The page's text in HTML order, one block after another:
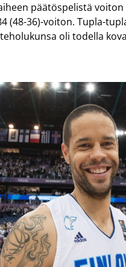
päätöspelistä
(48-36)-voiton. Tupla-
oli todella